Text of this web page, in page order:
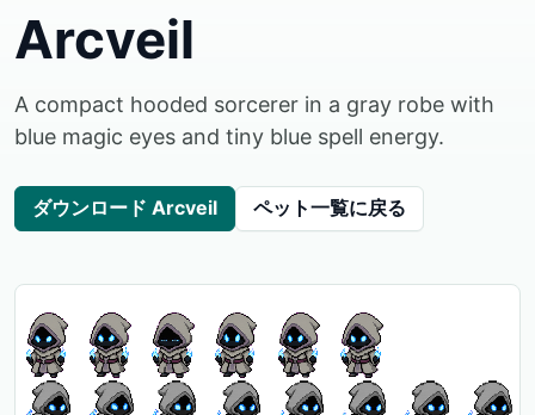
Arcveil
A compact hooded sorcerer in a gray robe with
blue magic eyes and tiny blue spell energy.
ダウンロード Arcveil ペット一覧に戻る